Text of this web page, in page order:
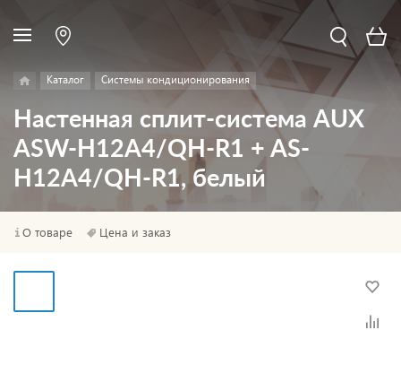
Каталог Системы кондиционирования
Настенная сплит-система AUX
ASW-H12A4/QH-R1 + AS-
H12A4/QH-R1, белый
О товаре Цена и заказ